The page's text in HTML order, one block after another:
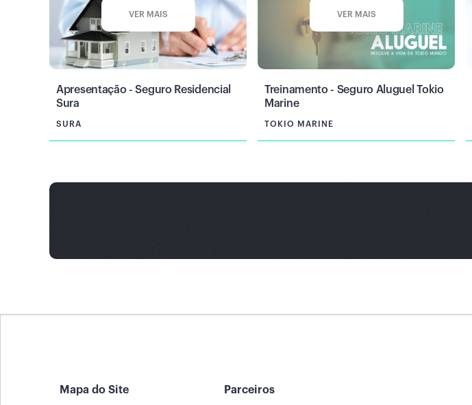
VER MAIS
Apresentação - Seguro Residencial
Sura
SURA
VER MAIS
Treinamento - Seguro Aluguel Tokio
Marine
TOKIO MARINE
Mapa do Site Parceiros